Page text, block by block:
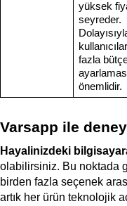
yüksek
seyreder.
fazla
önemlidir.
Varsapp ile
Hayalinizdeki
olabilirsiniz. Bu noktada
birden fazla seçenek
artık her ürün teknolojik